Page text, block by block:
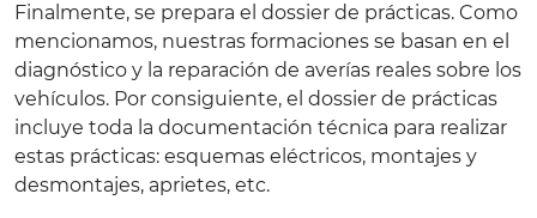
Finalmente, se prepara el dossier de prácticas. Como
mencionamos, nuestras formaciones se basan en el
diagnóstico y la reparación de averías reales sobre los
vehículos. Por consiguiente, el dossier de prácticas
incluye toda la documentación técnica para realizar
estas prácticas: esquemas eléctricos, montajes y
desmontajes, aprietes, etc.